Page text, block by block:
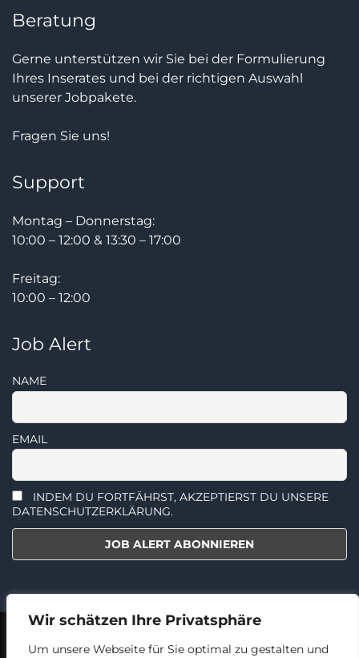
Wir schätzen Ihre Privatsphäre
Um unsere Webseite für Sie optimal zu gestalten und
Beratung
Gerne unterstützen wir Sie bei der Formulierung
Ihres Inserates und bei der richtigen Auswahl
unserer Jobpakete.
Fragen Sie uns!
Support
Montag – Donnerstag:
10:00 – 12:00 & 13:30 – 17:00
Freitag:
10:00 – 12:00
Job Alert
NAME
EMAIL
INDEM DU FORTFÄHRST, AKZEPTIERST DU UNSERE
DATENSCHUTZERKLÄRUNG.
2018 - 2024 © TECHNIKERJOBS.ATAGBS DATENSCHUTZ